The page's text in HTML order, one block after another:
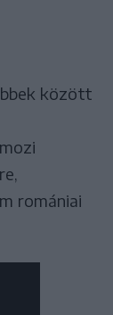
között
romániai